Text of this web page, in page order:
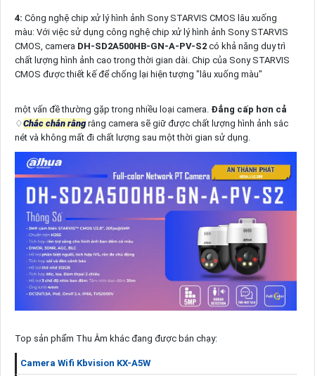
4: Công nghệ chip xử lý hình ảnh Sony STARVIS CMOS lâu xuống
màu: Với việc sử dụng công nghệ chip xử lý hình ảnh Sony STARVIS
CMOS, camera DH-SD2A500HB-GN-A-PV-S2 có khả năng duy trì
chất lượng hình ảnh cao trong thời gian dài. Chip của Sony STARVIS
CMOS được thiết kế để chống lại hiện tượng "lâu xuống màu"
một vấn đề thường gặp trong nhiều loại camera. Đẳng cấp hơn cả
♢Chắc chắn rằngrằng camera sẽ giữ được chất lượng hình ảnh sắc
nét và không mất đi chất lượng sau một thời gian sử dụng.
Top sản phẩm Thu Âm khác đang được bán chạy:
Camera Wifi Kbvision KX-A5W